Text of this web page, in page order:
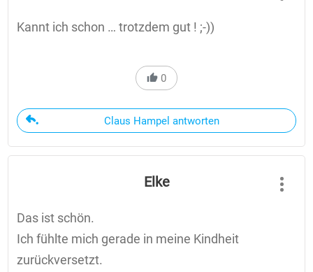
Kannt ich schon … trotzdem gut ! ;-))
0
Claus Hampel antworten
Elke
Das ist schön.
Ich fühlte mich gerade in meine Kindheit
zurückversetzt.